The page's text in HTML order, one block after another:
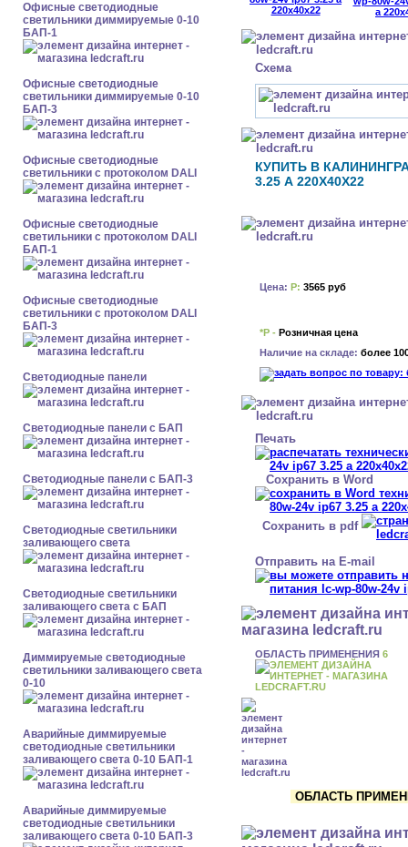
Офисные светодиодные
светильники диммируемые 0-10
БАП-1
Офисные светодиодные
светильники диммируемые 0-10
БАП-3
Офисные светодиодные
светильники с протоколом DALI
Офисные светодиодные
светильники с протоколом DALI
БАП-1
Офисные светодиодные
светильники с протоколом DALI
БАП-3
Cветодиодные панели
Cветодиодные панели с БАП
Cветодиодные панели с БАП-3
Светодиодные светильники
заливающего света
Светодиодные светильники
заливающего света с БАП
Диммируемые светодиодные
светильники заливающего света
0-10
Аварийные диммируемые
светодиодные светильники
заливающего света 0-10 БАП-1
Аварийные диммируемые
светодиодные светильники
заливающего света 0-10 БАП-3
Схема
КУПИТЬ В
3.25 А 220X40X22
Цена: Р: 3565 руб
*Р - Розничная цена
Наличие на складе: более
Печать
Сохранить в Word
Сохранить в pdf
Отправить на E-mail
ОБЛАСТЬ ПРИМЕНЕНИЯ 6
ОБЛАСТЬ